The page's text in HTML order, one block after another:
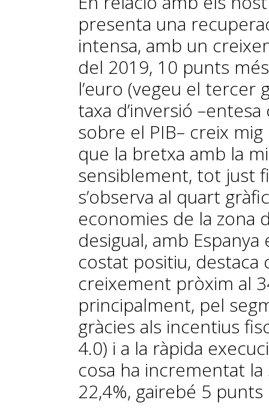
presenta una
intensa, amb un
del 2019, 10 punts
l’euro (vegeu el tercer
taxa d’inversió
sobre el PIB– creix
que la bretxa amb la
sensiblement, tot just
s’observa al quart
economies de la zona
desigual, amb
costat positiu, destaca
creixement pròxim al
principalment, pel
gràcies als incentius
4.0) i a la ràpida
cosa ha incrementat la
22,4%, gairebé 5